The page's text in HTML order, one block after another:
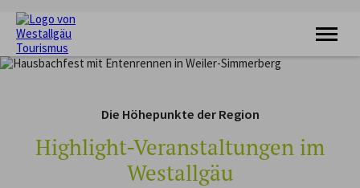
FERIENORTE
UNTERKÜNFTE
VERANSTALTUNGEN
Die Höhepunkte der Region
Highlight-Veranstaltungen im
Westallgäu